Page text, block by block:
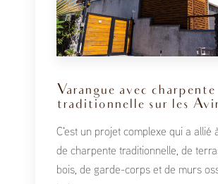
Varangue avec charpente
traditionnelle sur les
C'est un projet complexe qui a allié
de charpente traditionnelle, de
bois, de garde-corps et de murs